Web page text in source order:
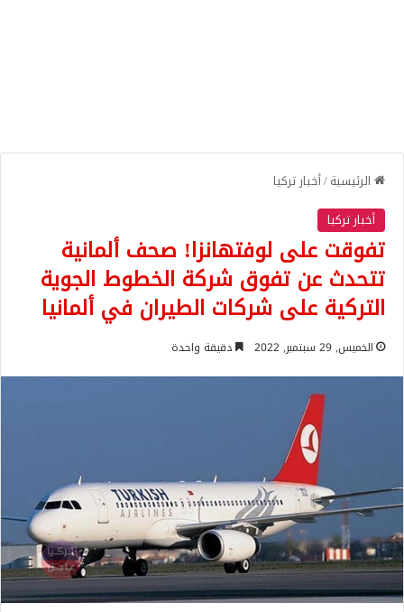
الرئيسية/أخبار تركيا
أخبار تركيا
تفوقت على لوفتهانزا! صحف ألمانية
تتحدث عن تفوق شركة الخطوط الجوية
التركية على شركات الطيران في ألمانيا
الخميس, 29 سبتمبر, 2022 دقيقة واحدة